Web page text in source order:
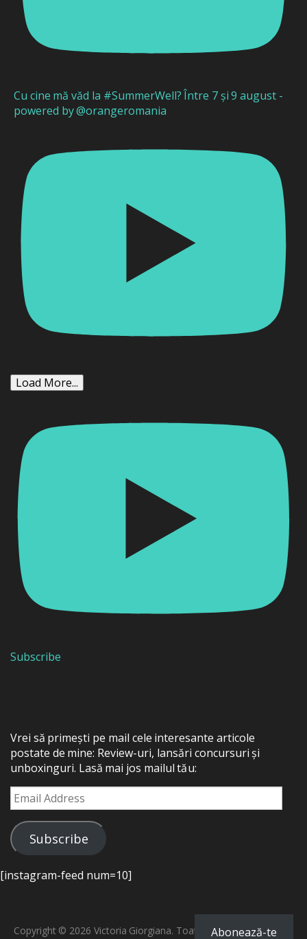
Cu cine mă văd la #SummerWell? Între 7 și 9 august -
powered by @orangeromania
Load More...
Subscribe
Vrei să primești pe mail cele interesante articole
postate de mine: Review-uri, lansări concursuri și
unboxinguri. Lasă mai jos mailul tău:
Email
Address
Subscribe
[instagram-feed num=10]
Copyright © 2026 Victoria Giorgiana. Toate drepturile rezervate.
Abonează-te